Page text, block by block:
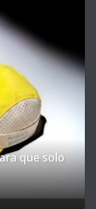
que solo